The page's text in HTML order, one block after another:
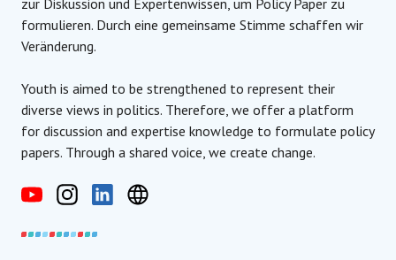
zur Diskussion und Expertenwissen, um Policy Paper zu
formulieren. Durch eine gemeinsame Stimme schaffen wir
Veränderung.
Youth is aimed to be strengthened to represent their
diverse views in politics. Therefore, we offer a platform
for discussion and expertise knowledge to formulate policy
papers. Through a shared voice, we create change.